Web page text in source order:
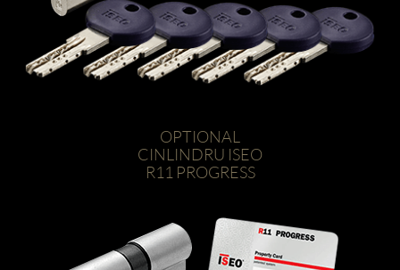
OPTIONAL
CINLINDRU ISEO
R11 PROGRESS